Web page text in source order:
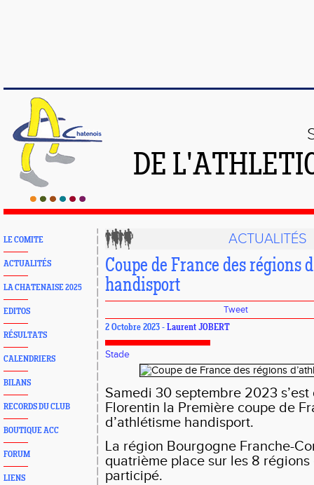
DE
LE COMITE
ACTUALITÉS
LA CHATENAISE 2025
EDITOS
RÉSULTATS
CALENDRIERS
BILANS
RECORDS DU CLUB
BOUTIQUE ACC
FORUM
LIENS
ACTUALITÉS
Coupe de France des régions
handisport
Tweet
2 Octobre 2023 - Laurent JOBERT
Stade
Samedi 30 septembre 2023
Florentin la Première coupe de
d’athlétisme handisport.
La région Bourgogne Franche-
quatrième place sur les 8
participé.